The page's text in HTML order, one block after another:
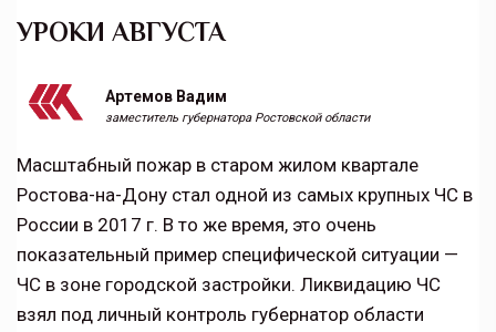
УРОКИ АВГУСТА
Артемов Вадим
заместитель губернатора Ростовской области
Масштабный пожар в старом жилом квартале
Ростова-на-Дону стал одной из самых крупных ЧС в
России в 2017 г. В то же время, это очень
показательный пример специфической ситуации —
ЧС в зоне городской застройки. Ликвидацию ЧС
взял под личный контроль губернатор области